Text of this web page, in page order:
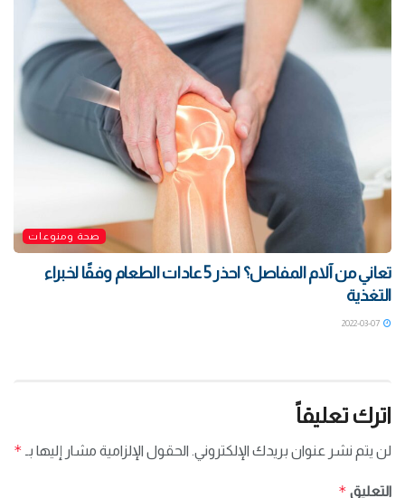
صحة ومنوعات
تعاني من آلام المفاصل؟ احذر 5 عادات الطعام وفقًا لخبراء
التغذية
اترك تعليقاً
لن يتم نشر عنوان بريدك الإلكتروني. الحقول الإلزامية مشار إليها بـ *
التعليق *